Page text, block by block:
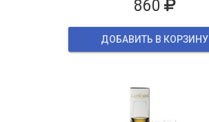
860
ДОБАВИТЬ В КОРЗИНУ